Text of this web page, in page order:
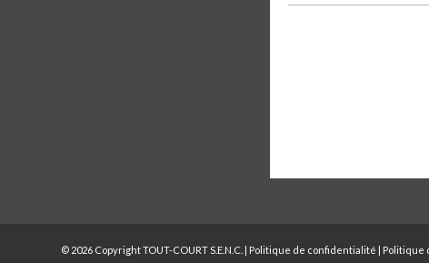
© 2026 Copyright TOUT-COURT S.E.N.C. | Politique de confidentialité | Politique